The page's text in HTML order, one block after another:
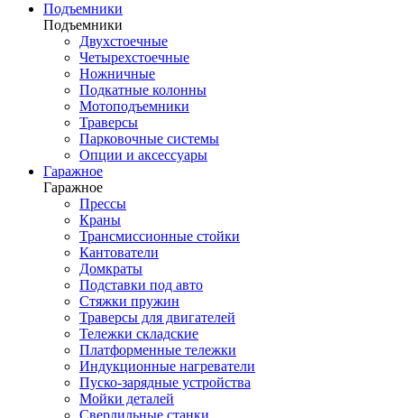
Подъемники
Подъемники
Двухстоечные
Четырехстоечные
Ножничные
Подкатные колонны
Мотоподъемники
Траверсы
Парковочные системы
Опции и аксессуары
Гаражное
Гаражное
Прессы
Краны
Трансмиссионные стойки
Кантователи
Домкраты
Подставки под авто
Стяжки пружин
Траверсы для двигателей
Тележки складские
Платформенные тележки
Индукционные нагреватели
Пуско-зарядные устройства
Мойки деталей
Сверлильные станки